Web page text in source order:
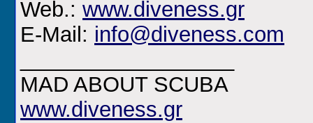
Web.: www.diveness.gr
E-Mail: info@diveness.com
MAD ABOUT SCUBA
www.diveness.gr